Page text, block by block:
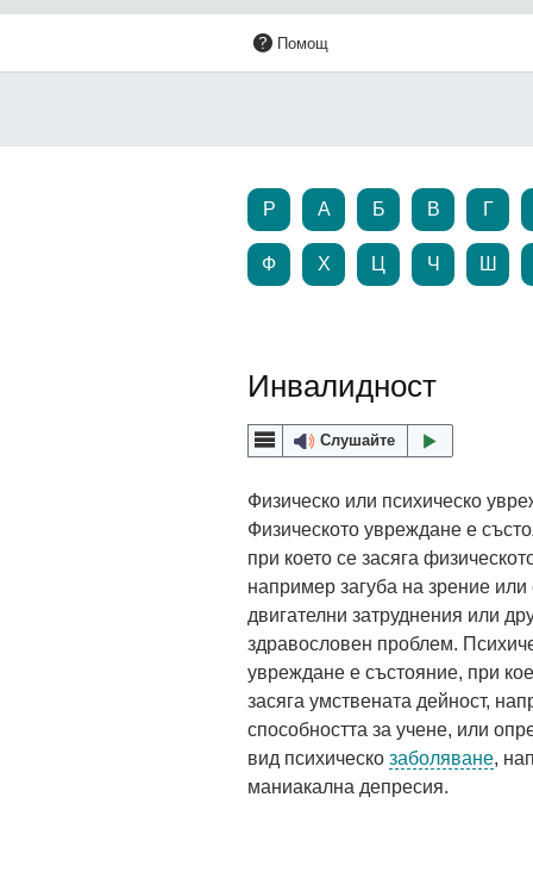
Помощ
P А Б В Г
Ф Х Ц Ч Ш
Инвалидност
Слушайте
Физическо или психическо
Физическото увреждане е
при което се засяга
например загуба на зрение или
двигателни затруднения или
здравословен проблем.
увреждане е състояние, при
засяга умствената дейност,
способността за учене, или
вид психическо заболяване,
маниакална депресия.